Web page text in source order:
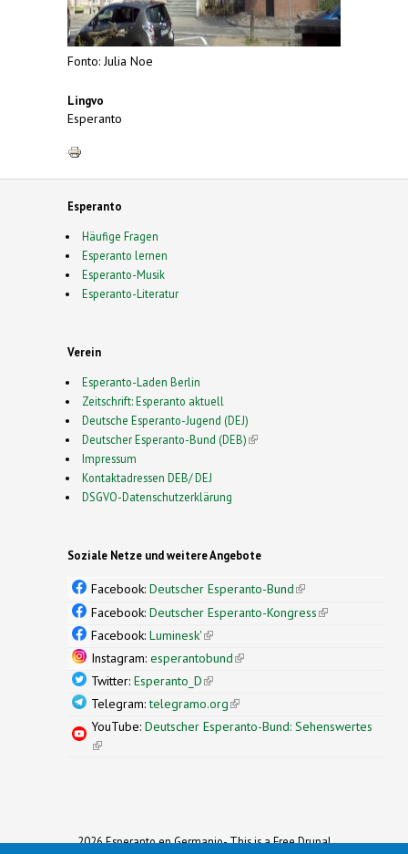
Fonto: Julia Noe
Lingvo
Esperanto
Esperanto
Häufige Fragen
Esperanto lernen
Esperanto-Musik
Esperanto-Literatur
Verein
Esperanto-Laden Berlin
Zeitschrift: Esperanto aktuell
Deutsche Esperanto-Jugend (DEJ)
Deutscher Esperanto-Bund (DEB)(link is external)
Impressum
Kontaktadressen DEB/ DEJ
DSGVO-Datenschutzerklärung
Soziale Netze und weitere Angebote
Facebook: Deutscher Esperanto-Bund(link is
external)
Facebook: Deutscher Esperanto-Kongress(link is
Facebook: Luminesk'(link is external)
Instagram: esperantobund(link is external)
Twitter: Esperanto_D(link is external)
Telegram:telegramo.org(link is external)
YouTube: Deutscher Esperanto-Bund: Sehenswertes
(link is external)
2026 Esperanto en Germanio- This is a Free Drupal